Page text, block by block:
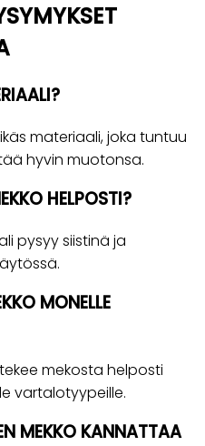
materiaali, joka tuntuu
hyvin muotonsa.
HELPOSTI?
pysyy siistinä ja
MONELLE
mekosta helposti
vartalotyypeille.
MEKKO KANNATTAA